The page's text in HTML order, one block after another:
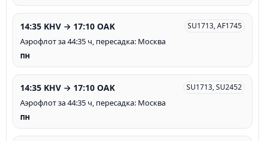
14:35 KHV → 17:10 OAK SU1713, AF1745
Аэрофлот за 44:35 ч, пересадка: Москва
пн
14:35 KHV → 17:10 OAK SU1713, SU2452
Аэрофлот за 44:35 ч, пересадка: Москва
пн